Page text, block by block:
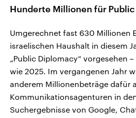
Hunderte Millionen für
Umgerechnet fast 630 Millionen
israelischen Haushalt in diesem
„Public Diplomacy“ vorgesehen
wie 2025. Im vergangenen Jahr
anderem Millionenbeträge dafür
Kommunikationsagenturen in
Suchergebnisse von Google,